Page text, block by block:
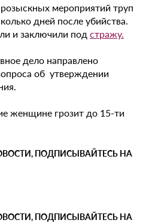
мероприятий труп
дней после убийства.
и заключили подстражу.
дело направлено
об утверждении
женщине грозит до 15-ти
ПОДПИСЫВАЙТЕСЬ НА
ПОДПИСЫВАЙТЕСЬ НА